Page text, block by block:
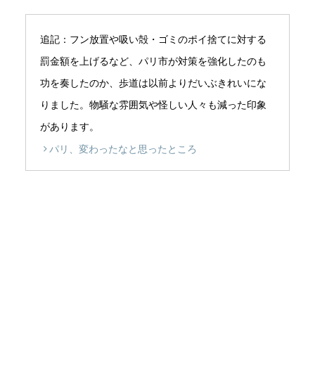
追記：フン放置や吸い殻・ゴミのポイ捨てに対する
罰金額を上げるなど、パリ市が対策を強化したのも
功を奏したのか、歩道は以前よりだいぶきれいにな
りました。物騒な雰囲気や怪しい人々も減った印象
があります。
パリ、変わったなと思ったところ